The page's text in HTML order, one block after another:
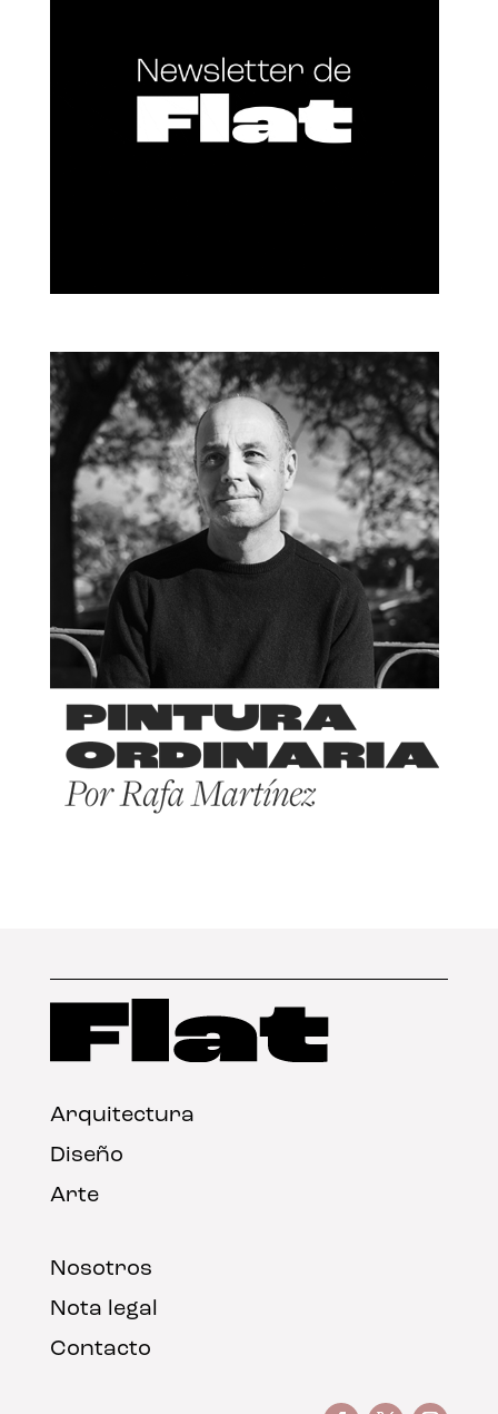
Arquitectura
Diseño
Arte
Nosotros
Nota legal
Contacto